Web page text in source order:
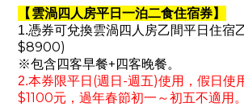
【 雲渦四人房平日一泊二食住宿券】
1.憑券可兌換雲渦四人房乙間平日住宿
$8900)
※包含四客早餐+ 四客晚餐。
2.本券限平日 (週日 -週五)使用，假日使
$1100元，過年春節初一～初五不適用。